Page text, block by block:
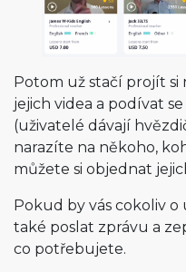
Potom už stačí projít
jejich videa a podívat
(uživatelé dávají
narazíte na někoho,
můžete si objednat
Pokud by vás cokoliv
také poslat zprávu a
co potřebujete.